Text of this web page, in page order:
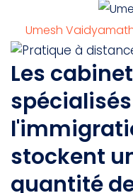
Umesh
Les
stockent
quantité